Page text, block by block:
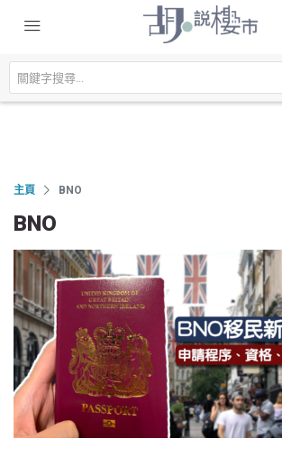
主頁 BNO
BNO